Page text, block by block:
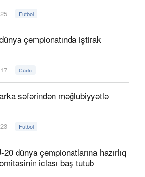
Futbol
çempionatında iştirak
Cüdo
səfərindən məğlubiyyətlə
Futbol
dünya çempionatlarına hazırlıq
iclası baş tutub